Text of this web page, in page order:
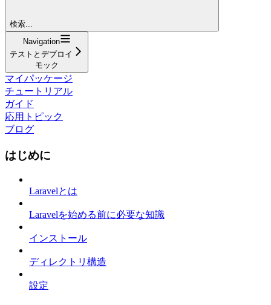
検索...
Navigation
テストとデプロイ
モック
マイパッケージ
チュートリアル
ガイド
応用トピック
ブログ
はじめに
Laravelとは
Laravelを始める前に必要な知識
インストール
ディレクトリ構造
設定